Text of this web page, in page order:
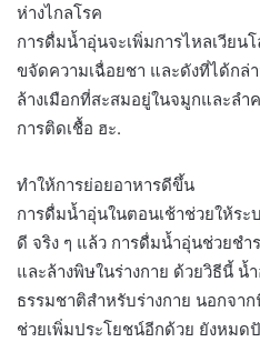
ห่างไกลโรค
การดื่มน้ำอุ่นจะเพิ่มการไหลเวียน
ขจัดความเฉื่อยชา และดังที่ได้กล่
ล้างเมือกที่สะสมอยู่ในจมูกและลำ
การติดเชื้อ ฮะ.
ทำให้การย่อยอาหารดีขึ้น
การดื่มน้ำอุ่นในตอนเช้าช่วยให้ระ
ดี จริง ๆ แล้ว การดื่มน้ำอุ่นช่วยชำ
และล้างพิษในร่างกาย ด้วยวิธีนี้
ธรรมชาติสำหรับร่างกาย นอกจา
ช่วยเพิ่มประโยชน์อีกด้วย ยังหมด